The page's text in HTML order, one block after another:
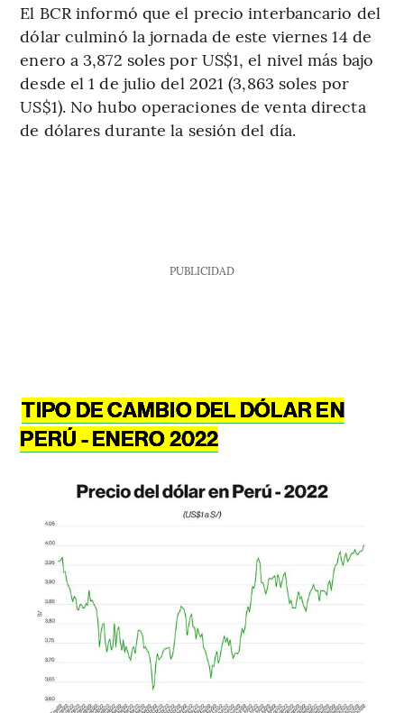
El BCR informó que el precio interbancario del
dólar culminó la jornada de este viernes 14 de
enero a 3,872 soles por US$1, el nivel más bajo
desde el 1 de julio del 2021 (3,863 soles por
US$1). No hubo operaciones de venta directa
de dólares durante la sesión del día.
PUBLICIDAD
TIPO DE CAMBIO DEL DÓLAR EN
PERÚ - ENERO 2022